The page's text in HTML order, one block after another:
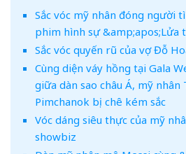
Sắc vóc mỹ nhân đóng người
phim hình sự &amp;apos;Lửa
Sắc vóc quyến rũ của vợ Đỗ
Cùng diện váy hồng tại Gala
giữa dàn sao châu Á, mỹ nhân
Pimchanok bị chê kém sắc
Vóc dáng siêu thực của mỹ
showbiz